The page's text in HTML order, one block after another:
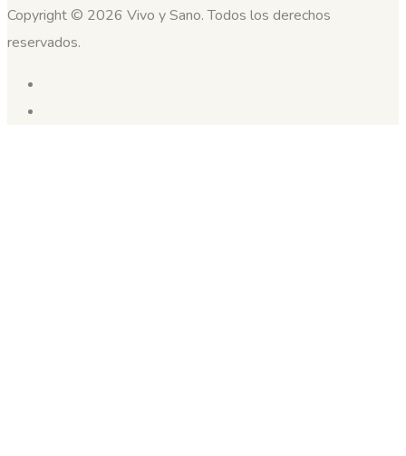
Copyright © 2026 Vivo y Sano. Todos los derechos
reservados.